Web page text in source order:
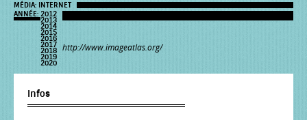
MÉDIA:
INTERNET
ANNÉE: 2012
2013
2014
2015
2016
2017
2018
2019
2020
http://www.imageatlas.org/
Infos